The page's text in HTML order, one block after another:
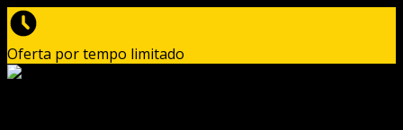
Oferta por tempo limitado